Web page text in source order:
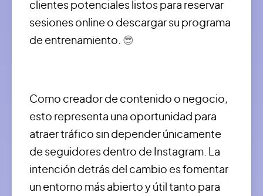
clientes potenciales listos para reservar
sesiones online o descargar su programa
de entrenamiento. 😎
Como creador de contenido o negocio,
esto representa una oportunidad para
atraer tráfico sin depender únicamente
de seguidores dentro de Instagram. La
intención detrás del cambio es fomentar
un entorno más abierto y útil tanto para